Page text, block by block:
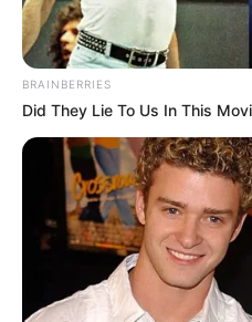
ΙΡΙΔΙΖΟΝΤΕΣ
ΑΝΤΑΝΑΚΛΟΥΝ ΤΟ
ΚΑΙ ΣΦΡΑΓΙΖΟΥΝ
Δευτέρα, 24 Μαΐου 2021, 14:02
ΤΟ ΦΩΣ ΗΡΘΕ ΓΙΑ ΝΑ...
BRAINBERRIES
Did They Lie To Us In This